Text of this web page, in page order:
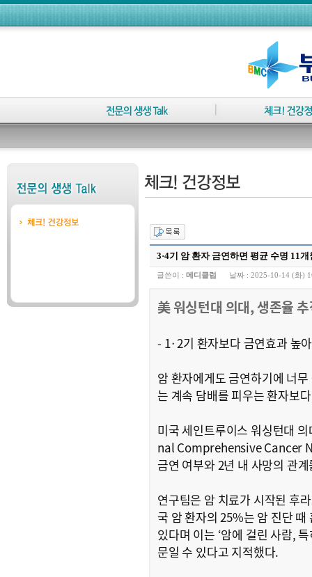
3·4기 암 환자 금연하면 평균 수명 11개
글쓴이 : 메디클럽 날짜 : 2025-10-14 (화)
美 워싱턴대 의대, 생존율
- 1·2기 환자보다 금연효과 높아
암 환자에게도 금연하기에 너
는 계속 담배를 피우는 환자보
미국 세인트루이스 워싱턴대
nal Comprehensive Cancer
금연 여부와 2년 내 사망의 관
연구팀은 암 치료가 시작된 후
국 암 환자의 25%는 암 진단
있다며 이는 ‘암에 걸린 사람,
문일 수 있다고 지적했다.